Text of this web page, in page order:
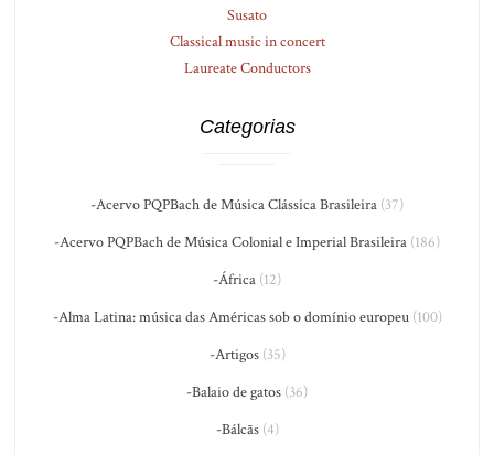
Susato
Classical music in concert
Laureate Conductors
Categorias
-Acervo PQPBach de Música Clássica Brasileira (37)
-Acervo PQPBach de Música Colonial e Imperial Brasileira (186)
-África (12)
-Alma Latina: música das Américas sob o domínio europeu(100)
-Artigos(35)
-Balaio de gatos (36)
-Bálcãs(4)